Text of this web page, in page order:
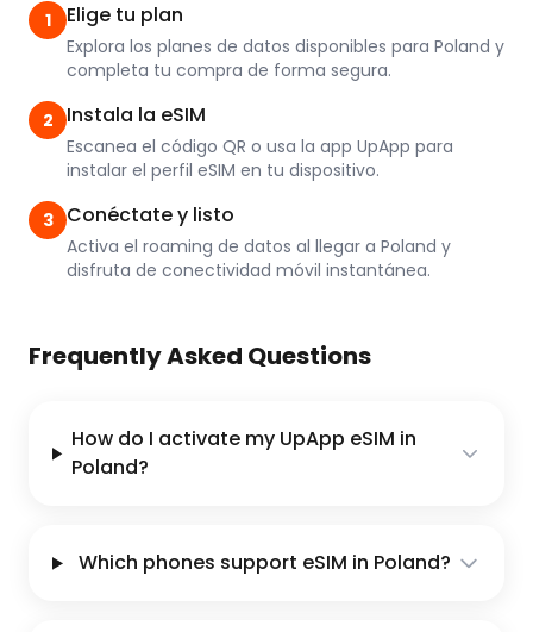
1 Elige tu plan
Explora los planes de datos disponibles para Poland y
completa tu compra de forma segura.
2 Instala la eSIM
Escanea el código QR o usa la app UpApp para
instalar el perfil eSIM en tu dispositivo.
3 Conéctate y listo
Activa el roaming de datos al llegar a Poland y
disfruta de conectividad móvil instantánea.
Frequently Asked Questions
How do I activate my UpApp eSIM in
Poland?
Which phones support eSIM in Poland?